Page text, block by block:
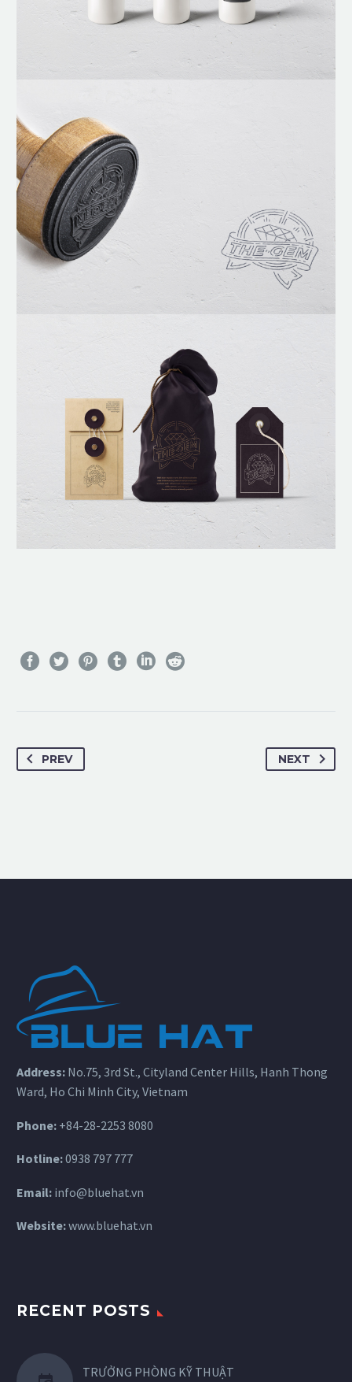
PREV NEXT
Address: No.75, 3rd St., Cityland Center Hills, Hanh Thong
Ward, Ho Chi Minh City, Vietnam
Phone: +84-28-2253 8080
Hotline:0938 797 777
Email: info@bluehat.vn
Website:www.bluehat.vn
RECENT POSTS
TRƯỞNG PHÒNG KỸ THUẬT